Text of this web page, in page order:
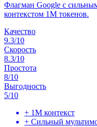
Флагман Google с
контекстом 1M токенов.
Качество
9.3/10
Скорость
8.3/10
Простота
8/10
Выгодность
5/10
+ 1M контекст
+ Сильный